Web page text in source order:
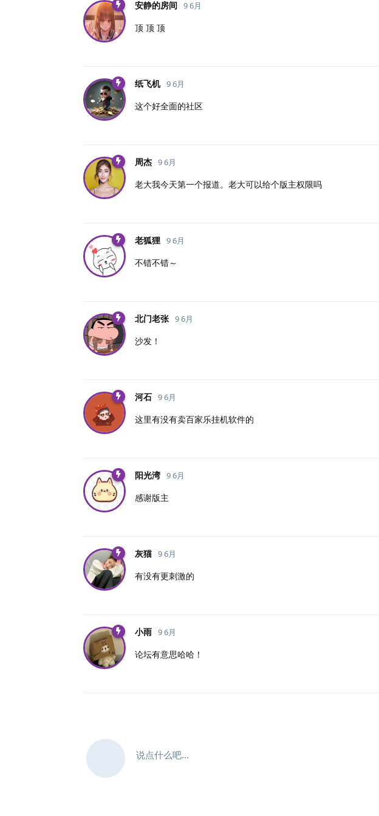
安静的房间 9 6月
顶 顶 顶
纸飞机 9 6月
这个好全面的社区
周杰 9 6月
老大我今天第一个报道。老大可以给个版主权限吗
老狐狸 9 6月
不错不错～
北门老张 9 6月
沙发！
河石 9 6月
这里有没有卖百家乐挂机软件的
阳光湾 9 6月
感谢版主
灰猫 9 6月
有没有更刺激的
小雨 9 6月
论坛有意思哈哈！
说点什么吧...